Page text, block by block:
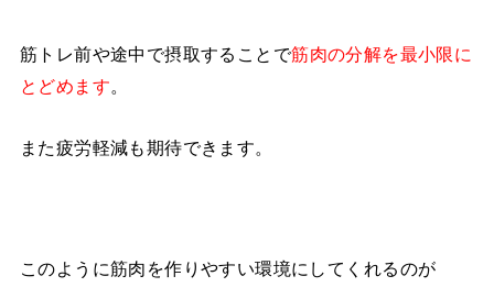
筋トレ前や途中で摂取することで筋肉の分解を最小限に
とどめます。
また疲労軽減も期待できます。
このように筋肉を作りやすい環境にしてくれるのが